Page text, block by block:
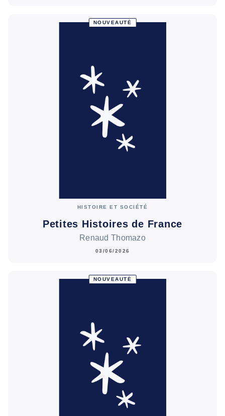
NOUVEAUTÉ
HISTOIRE ET SOCIÉTÉ
Petites Histoires de France
Renaud Thomazo
03/06/2026
NOUVEAUTÉ